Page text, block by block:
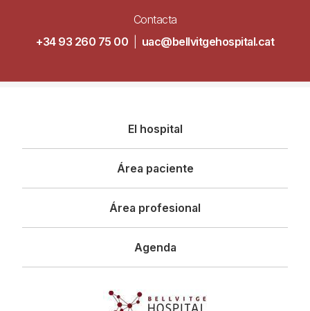
Contacta
+34 93 260 75 00
uac@bellvitgehospital.cat
principal
El hospital
Área paciente
Área profesional
Agenda